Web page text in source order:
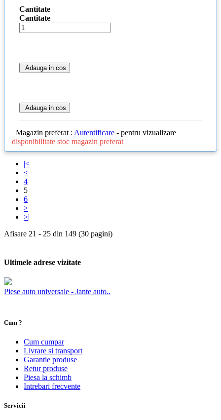
Cantitate
Cantitate
Adauga in cos
Adauga in cos
Magazin preferat : Autentificare - pentru vizualizare
disponibilitate stoc magazin preferat
|<
<
4
5
6
>
>|
Afisare 21 - 25 din 149 (30 pagini)
Ultimele adrese vizitate
Piese auto universale - Jante auto..
Cum ?
Cum cumpar
Livrare si transport
Garantie produse
Retur produse
Piesa la schimb
Intrebari frecvente
Servicii